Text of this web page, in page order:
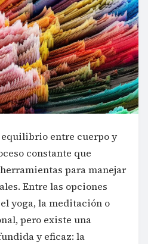
equilibrio entre cuerpo y
constante que
para manejar
Entre las opciones
yoga, la meditación o
pero existe una
y eficaz: la